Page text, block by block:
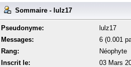
Sommaire - lulz17
Pseudonyme:
lulz17
Messages:
6 (0.001
Rang:
Néophyte
Inscrit le:
03 Mars